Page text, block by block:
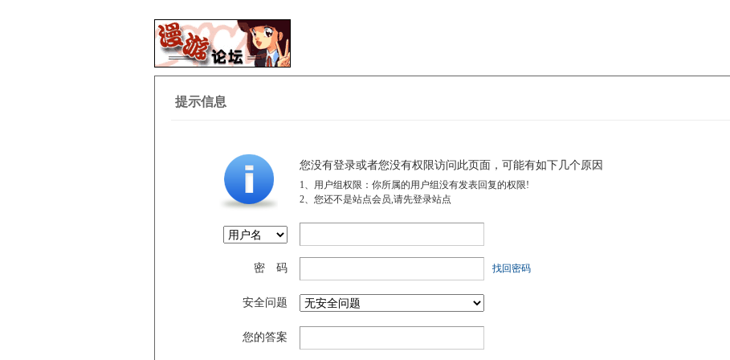
提示信息
您没有登录或者您没有权限访问此页面，可能有如下几个原因
1、用户组权限：你所属的用户组没有发表回复的权限!
2、您还不是站点会员,请先登录站点
密 码 找回密码
安全问题
您的答案